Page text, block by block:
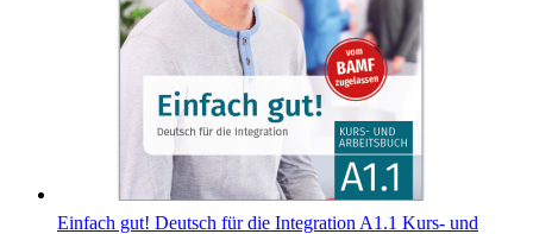
Einfach gut! Deutsch für die Integration A1.1 Kurs- und